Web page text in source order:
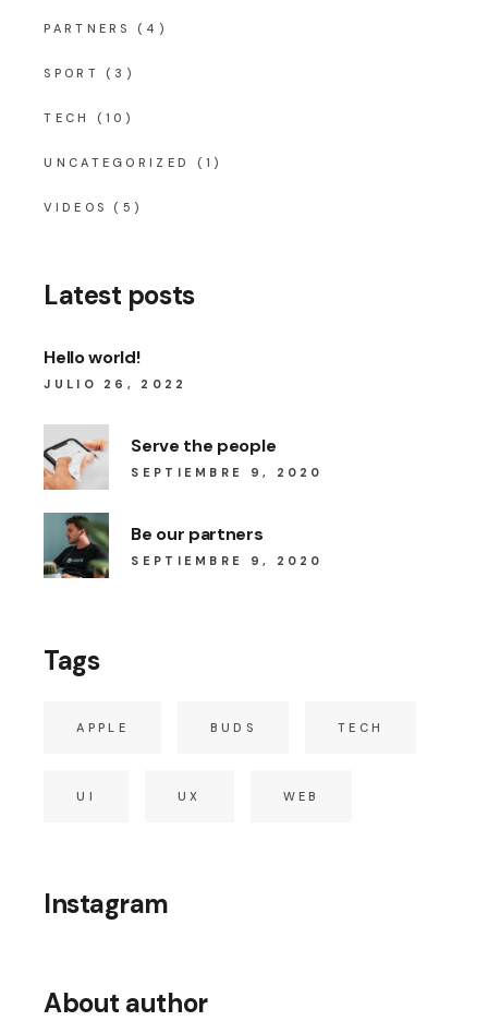
PARTNERS (4)
SPORT (3)
TECH (10)
UNCATEGORIZED (1)
VIDEOS (5)
Latest posts
Hello world!
JULIO 26, 2022
Serve the people
SEPTIEMBRE 9, 2020
Be our partners
SEPTIEMBRE 9, 2020
Tags
APPLE BUDS TECH
UI UX WEB
Instagram
About author